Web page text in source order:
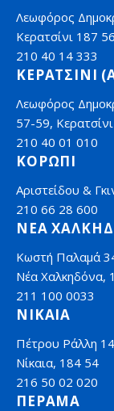
Λεωφόρος
Κερατσίνι 187 56
210 40 14 333
ΚΕΡΑΤΣΙΝΙ
Λεωφόρος
57-59,
210 40 01 010
ΚΟΡΩΠΙ
Αριστείδου &
210 66 28 600
ΝΕΑ
Κωστή Παλαμά
Νέα Χαλκηδόνα,
211 100 0033
ΝΙΚΑΙΑ
Πέτρου Ράλλη
Νίκαια, 184 54
216 50 02 020
ΠΕΡΑΜΑ